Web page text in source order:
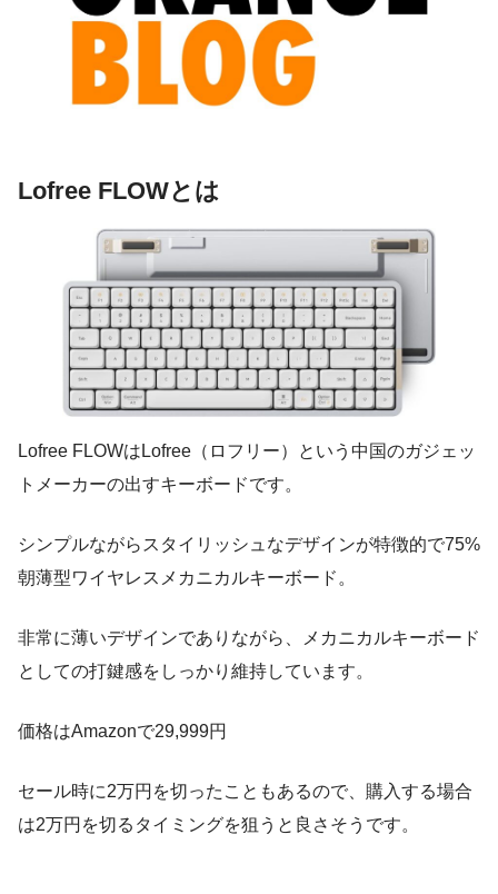
Lofree FLOWとは
Lofree FLOWはLofree（ロフリー）という中国のガジェッ
トメーカーの出すキーボードです。
シンプルながらスタイリッシュなデザインが特徴的で75%
朝薄型ワイヤレスメカニカルキーボード。
非常に薄いデザインでありながら、メカニカルキーボード
としての打鍵感をしっかり維持しています。
価格はAmazonで29,999円
セール時に2万円を切ったこともあるので、購入する場合
は2万円を切るタイミングを狙うと良さそうです。